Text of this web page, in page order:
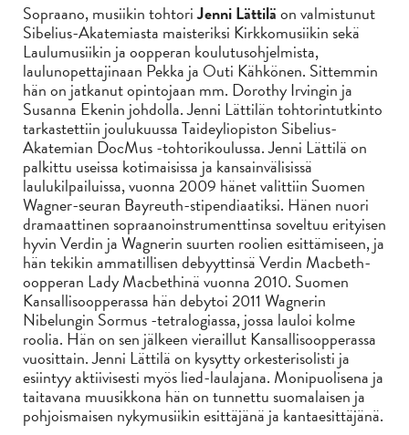
Sopraano, musiikin tohtoriJenni Lättiläon valmistunut
Sibelius-Akatemiasta maisteriksi Kirkkomusiikin sekä
Laulumusiikin ja oopperan koulutusohjelmista,
laulunopettajinaan Pekka ja Outi Kähkönen. Sittemmin
hän on jatkanut opintojaan mm. Dorothy Irvingin ja
Susanna Ekenin johdolla. Jenni Lättilän tohtorintutkinto
tarkastettiin joulukuussa Taideyliopiston Sibelius-
Akatemian DocMus -tohtorikoulussa. Jenni Lättilä on
palkittu useissa kotimaisissa ja kansainvälisissä
laulukilpailuissa, vuonna 2009 hänet valittiin Suomen
Wagner-seuran Bayreuth-stipendiaatiksi. Hänen nuori
dramaattinen sopraanoinstrumenttinsa soveltuu erityisen
hyvin Verdin ja Wagnerin suurten roolien esittämiseen, ja
hän tekikin ammatillisen debyyttinsä Verdin Macbeth-
oopperan Lady Macbethinä vuonna 2010. Suomen
Kansallisoopperassa hän debytoi 2011 Wagnerin
Nibelungin Sormus -tetralogiassa, jossa lauloi kolme
roolia. Hän on sen jälkeen vieraillut Kansallisoopperassa
vuosittain. Jenni Lättilä on kysytty orkesterisolisti ja
esiintyy aktiivisesti myös lied-laulajana. Monipuolisena ja
taitavana muusikkona hän on tunnettu suomalaisen ja
pohjoismaisen nykymusiikin esittäjänä ja kantaesittäjänä.